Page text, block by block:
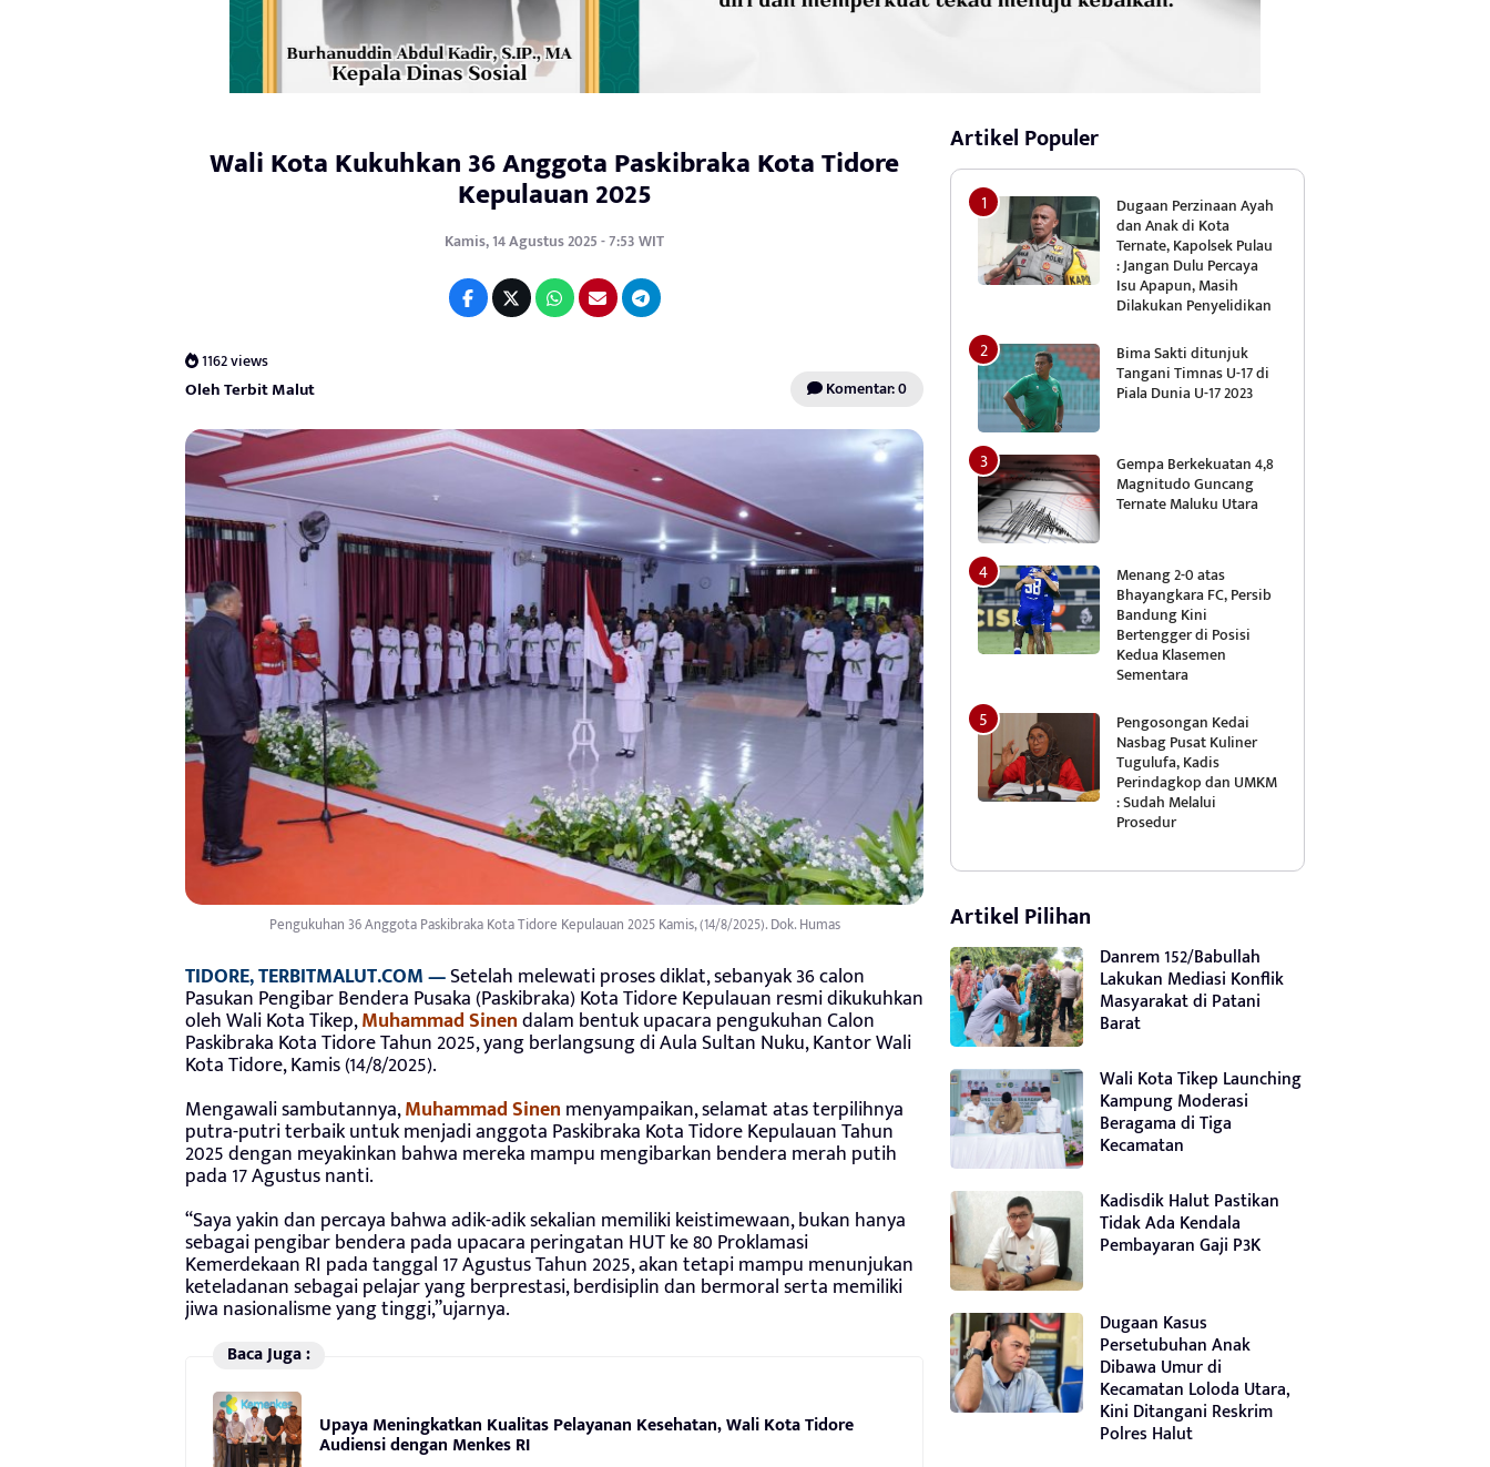
Wali Kota Kukuhkan 36 Anggota Paskibraka Kota Tidore
Kepulauan 2025
Kamis, 14 Agustus 2025 - 7:53 WIT
1162 views
Oleh Terbit Malut Komentar: 0
Pengukuhan 36 Anggota Paskibraka Kota Tidore Kepulauan 2025 Kamis, (14/8/2025). Dok. Humas
TIDORE, TERBITMALUT.COM —Setelah melewati proses diklat, sebanyak 36 calon
Pasukan Pengibar Bendera Pusaka (Paskibraka) Kota Tidore Kepulauan resmi dikukuhkan
oleh Wali Kota Tikep,Muhammad Sinendalam bentuk upacara pengukuhan Calon
Paskibraka Kota Tidore Tahun 2025, yang berlangsung di Aula Sultan Nuku, Kantor Wali
Kota Tidore, Kamis (14/8/2025).
Mengawali sambutannya,Muhammad Sinen menyampaikan, selamat atas terpilihnya
putra-putri terbaik untuk menjadi anggota Paskibraka Kota Tidore Kepulauan Tahun
2025 dengan meyakinkan bahwa mereka mampu mengibarkan bendera merah putih
pada 17 Agustus nanti.
“Saya yakin dan percaya bahwa adik-adik sekalian memiliki keistimewaan, bukan hanya
sebagai pengibar bendera pada upacara peringatan HUT ke 80 Proklamasi
Kemerdekaan RI pada tanggal 17 Agustus Tahun 2025, akan tetapi mampu menunjukan
keteladanan sebagai pelajar yang berprestasi, berdisiplin dan bermoral serta memiliki
jiwa nasionalisme yang tinggi,”ujarnya.
Baca Juga :
Upaya Meningkatkan Kualitas Pelayanan Kesehatan, Wali Kota Tidore
Audiensi dengan Menkes RI
Artikel Populer
Dugaan Perzinaan Ayah
dan Anak di Kota
Ternate, Kapolsek Pulau
: Jangan Dulu Percaya
Isu Apapun, Masih
Dilakukan Penyelidikan
Bima Sakti ditunjuk
Tangani Timnas U-17 di
Piala Dunia U-17 2023
Gempa Berkekuatan 4,8
Magnitudo Guncang
Ternate Maluku Utara
Menang 2-0 atas
Bhayangkara FC, Persib
Bandung Kini
Bertengger di Posisi
Kedua Klasemen
Sementara
Pengosongan Kedai
Nasbag Pusat Kuliner
Tugulufa, Kadis
Perindagkop dan UMKM
: Sudah Melalui
Prosedur
Artikel Pilihan
Danrem 152/Babullah
Lakukan Mediasi Konflik
Masyarakat di Patani
Barat
Wali Kota Tikep Launching
Kampung Moderasi
Beragama di Tiga
Kecamatan
Kadisdik Halut Pastikan
Tidak Ada Kendala
Pembayaran Gaji P3K
Dugaan Kasus
Persetubuhan Anak
Dibawa Umur di
Kecamatan Loloda Utara,
Kini Ditangani Reskrim
Polres Halut